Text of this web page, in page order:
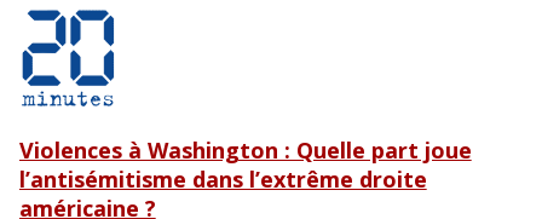
Violences à Washington : Quelle part joue
l’antisémitisme dans l’extrême droite
américaine ?